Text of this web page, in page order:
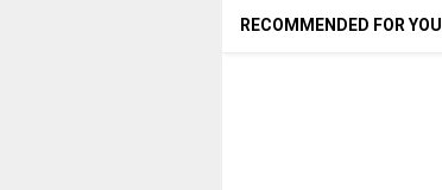
RECOMMENDED FOR YOU